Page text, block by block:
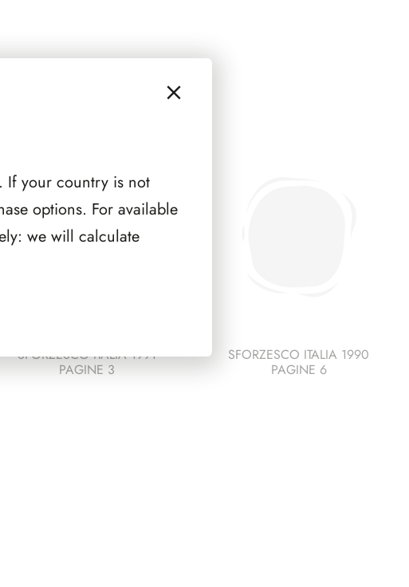
SFORZESCO ITALIA 1991
PAGINE 3
SFORZESCO ITALIA 1990
PAGINE 6
If your country is not
options. For available
we will calculate